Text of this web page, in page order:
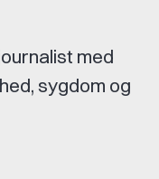
med
sygdom og